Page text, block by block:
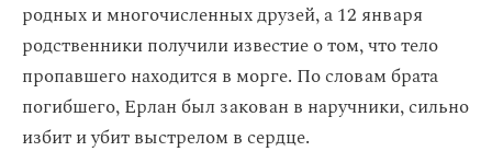
родных и многочисленных друзей, а 12 января
родственники получили известие о том, что тело
пропавшего находится в морге. По словам брата
погибшего, Ерлан был закован в наручники, сильно
избит и убит выстрелом в сердце.